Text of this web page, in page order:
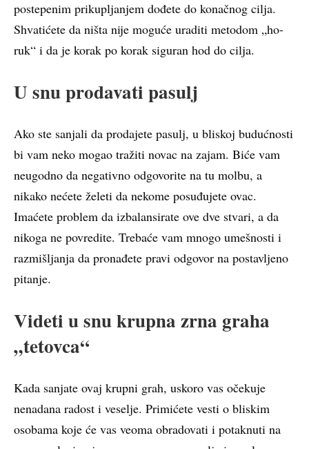
postepenim prikupljanjem dođete do konačnog cilja.
Shvatićete da ništa nije moguće uraditi metodom „ho-
ruk“ i da je korak po korak siguran hod do cilja.
U snu prodavati pasulj
Ako ste sanjali da prodajete pasulj, u bliskoj budućnosti
bi vam neko mogao tražiti novac na zajam. Biće vam
neugodno da negativno odgovorite na tu molbu, a
nikako nećete želeti da nekome posuđujete ovac.
Imaćete problem da izbalansirate ove dve stvari, a da
nikoga ne povredite. Trebaće vam mnogo umešnosti i
razmišljanja da pronađete pravi odgovor na postavljeno
pitanje.
Videti u snu krupna zrna graha
„tetovca“
Kada sanjate ovaj krupni grah, uskoro vas očekuje
nenadana radost i veselje. Primićete vesti o bliskim
osobama koje će vas veoma obradovati i potaknuti na